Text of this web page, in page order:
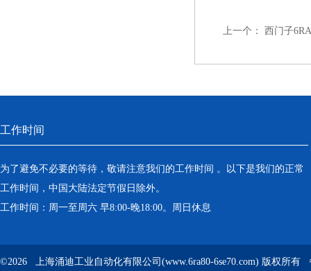
上一个： 西门子
工作时间
为了避免不必要的等待，敬请注意我们的工作时间 。以下是我们的正常
工作时间，中国大陆法定节假日除外。
工作时间：周一至周六 早8:00-晚18:00。周日休息
©2026 上海涌迪工业自动化有限公司(www.6ra80-6se70.com) 版权所有